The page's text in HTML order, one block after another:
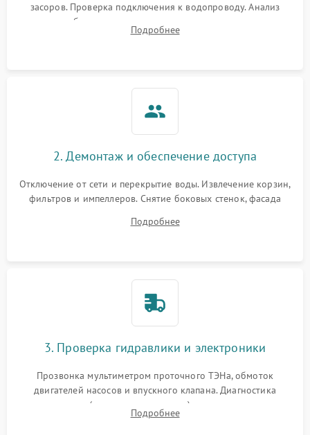
засоров. Проверка подключения к водопроводу. Анализ
жалоб на отсутствие слива, нагрева, вращения
разбрызгивателей или срабатывание системы защиты
Подробнее
2. Демонтаж и обеспечение доступа
Отключение от сети и перекрытие воды. Извлечение корзин,
фильтров и импеллеров. Снятие боковых стенок, фасада
циркуляционному насосу, ТЭНу и сливной помпе.
Подробнее
3. Проверка гидравлики и электроники
Прозвонка мультиметром проточного ТЭНа, обмоток
двигателей насосов и впускного клапана. Диагностика
прессостата (датчика уровня воды), датчика мутности,
концевика дверцы и электронного модуля управления.
Подробнее